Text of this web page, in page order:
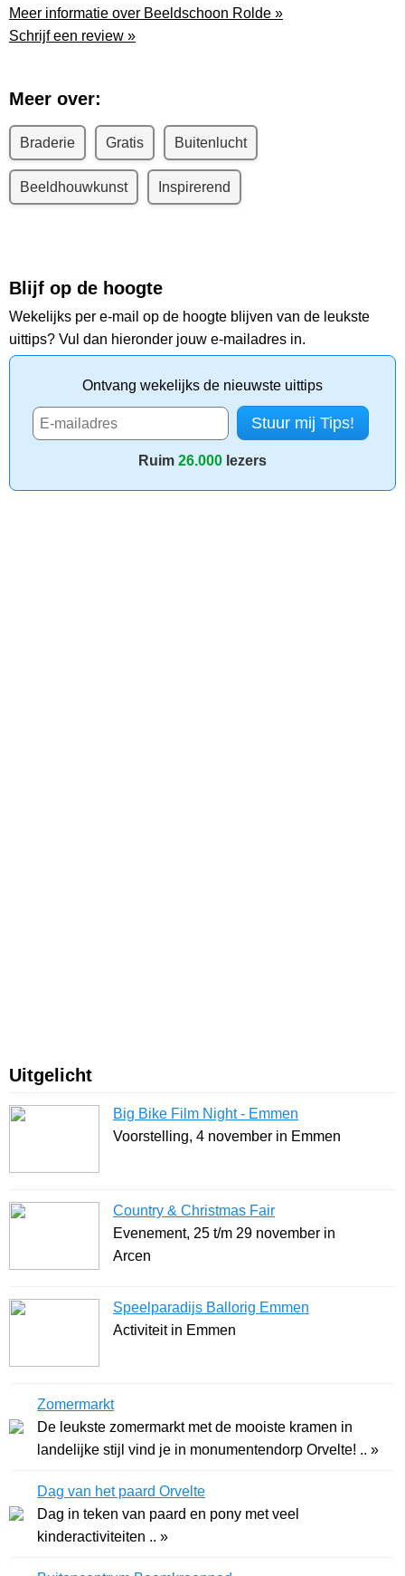
Meer informatie over Beeldschoon Rolde »
Schrijf een review »
Meer over:
Braderie Gratis Buitenlucht
Beeldhouwkunst Inspirerend
Blijf op de hoogte
Wekelijks per e-mail op de hoogte blijven van de leukste
uittips? Vul dan hieronder jouw e-mailadres in.
Ontvang wekelijks de nieuwste uittips
Ruim 26.000 lezers
Uitgelicht
Big Bike Film Night - Emmen
Voorstelling, 4 november in Emmen
Country & Christmas Fair
Evenement, 25 t/m 29 november in
Arcen
Speelparadijs Ballorig Emmen
Activiteit in Emmen
Zomermarkt
De leukste zomermarkt met de mooiste kramen in
landelijke stijl vind je in monumentendorp Orvelte! .. »
Dag van het paard Orvelte
Dag in teken van paard en pony met veel
kinderactiviteiten .. »